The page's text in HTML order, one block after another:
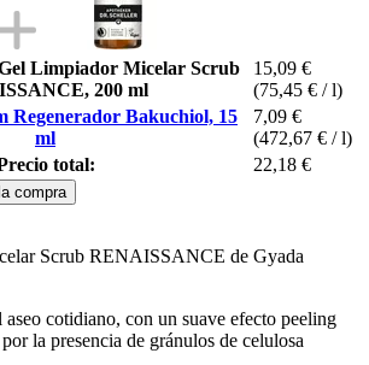
Limpiador Micelar Scrub
200 ml
15,09 €
(75,45 € / l)
Regenerador Bakuchiol, 15
ml
7,09 €
(472,67 € / l)
total:
22,18 €
compra
Scrub RENAISSANCE de Gyada
aseo cotidiano, con un suave efecto peeling
la presencia de gránulos de celulosa